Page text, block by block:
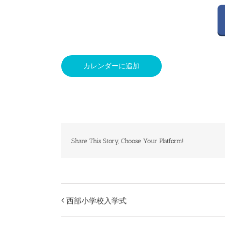
カレンダーに追加
Share This Story, Choose Your Platform!
西部小学校入学式